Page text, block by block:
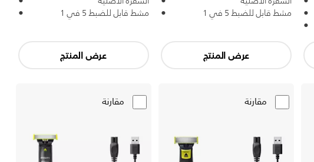
مشط قابل للضبط 5 في 1
عرض المنتج
مشط قابل للضبط 5 في 1
عرض المنتج
مقارنة مقارنة